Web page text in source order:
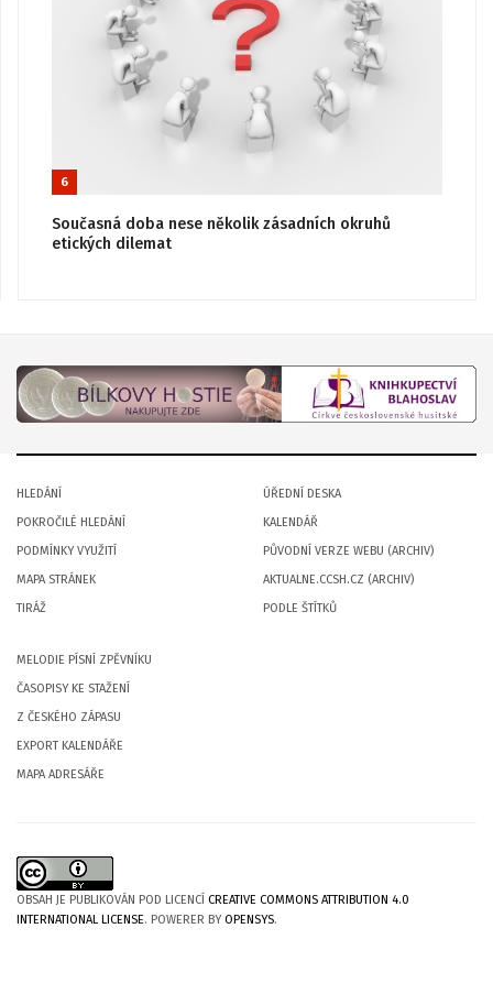
6
Současná doba nese několik zásadních okruhů
etických dilemat
HLEDÁNÍ
POKROČILÉ HLEDÁNÍ
PODMÍNKY VYUŽITÍ
MAPA STRÁNEK
TIRÁŽ
ÚŘEDNÍ DESKA
KALENDÁŘ
PŮVODNÍ VERZE WEBU (ARCHIV)
AKTUALNE.CCSH.CZ (ARCHIV)
PODLE ŠTÍTKŮ
MELODIE PÍSNÍ ZPĚVNÍKU
ČASOPISY KE STAŽENÍ
Z ČESKÉHO ZÁPASU
EXPORT KALENDÁŘE
MAPA ADRESÁŘE
OBSAH JE PUBLIKOVÁN POD LICENCÍ CREATIVE COMMONS ATTRIBUTION 4.0
INTERNATIONAL LICENSE. POWERER BYOPENSYS.